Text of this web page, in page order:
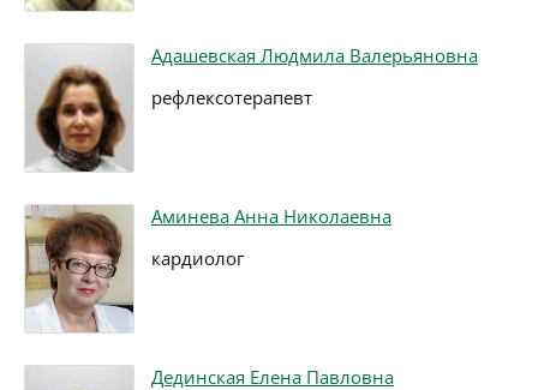
Адашевская Людмила Валерьяновна
рефлексотерапевт
Аминева Анна Николаевна
кардиолог
Дединская Елена Павловна